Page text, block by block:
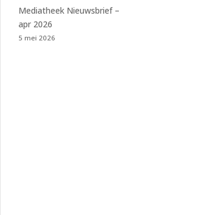
Mediatheek Nieuwsbrief –
apr 2026
5 mei 2026